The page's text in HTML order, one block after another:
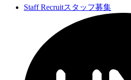
Staff Recruitスタッフ募集